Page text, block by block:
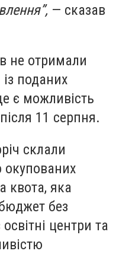
— сказав
не отримали
поданих
є можливість
11 серпня.
склали
окупованих
квота, яка
без
центри та